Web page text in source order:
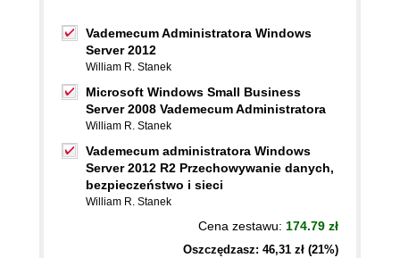
Vademecum Administratora Windows
Server 2012
William R. Stanek
Microsoft Windows Small Business
Server 2008 Vademecum Administratora
William R. Stanek
Vademecum administratora Windows
Server 2012 R2 Przechowywanie danych,
bezpieczeństwo i sieci
William R. Stanek
Cena zestawu: 174.79 zł
Oszczędzasz: 46,31 zł (21%)